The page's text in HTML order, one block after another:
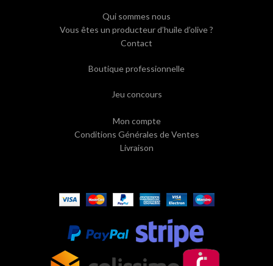
Qui sommes nous
Vous êtes un producteur d’huile d’olive ?
Contact
Boutique professionnelle
Jeu concours
Mon compte
Conditions Générales de Ventes
Livraison